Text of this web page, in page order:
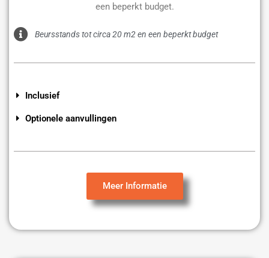
een beperkt budget.
Beursstands tot circa 20 m2 en een beperkt budget
Inclusief
Optionele aanvullingen
Meer Informatie